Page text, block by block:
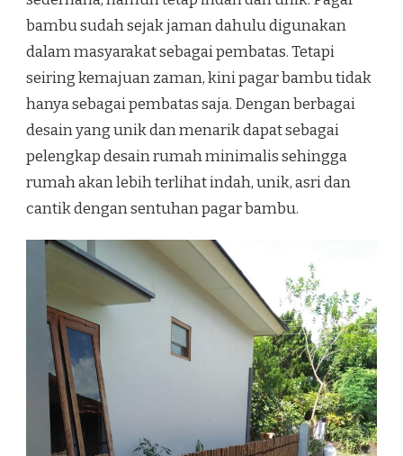
bambu sudah sejak jaman dahulu digunakan
dalam masyarakat sebagai pembatas. Tetapi
seiring kemajuan zaman, kini pagar bambu tidak
hanya sebagai pembatas saja. Dengan berbagai
desain yang unik dan menarik dapat sebagai
pelengkap desain rumah minimalis sehingga
rumah akan lebih terlihat indah, unik, asri dan
cantik dengan sentuhan pagar bambu.